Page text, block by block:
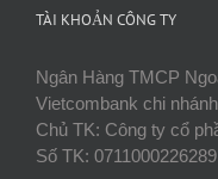
(email)
TÀI KHOẢN CÔNG TY
Ngân Hàng TMCP
Vietcombank chi
Chủ TK: Công ty cổ
Số TK: 0711000226289